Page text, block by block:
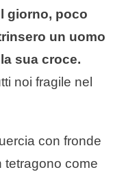
giorno, poco
un uomo
sua croce.
noi fragile nel
con fronde
tetragono come